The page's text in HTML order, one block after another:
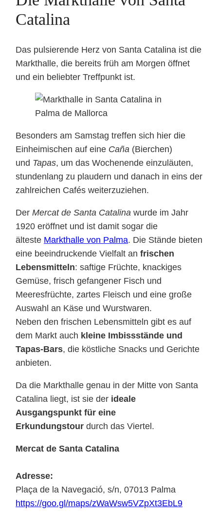
Catalina
Das pulsierende Herz von Santa Catalina ist die
Markthalle, die bereits früh am Morgen öffnet
und ein beliebter Treffpunkt ist.
Besonders am Samstag treffen sich hier die
Einheimischen auf eine Caña (Bierchen)
und Tapas, um das Wochenende einzuläuten,
stundenlang zu plaudern und danach in eins der
zahlreichen Cafés weiterzuziehen.
Der Mercat de Santa Catalina wurde im Jahr
1920 eröffnet und ist damit sogar die
älteste Markthalle von Palma. Die Stände bieten
eine beeindruckende Vielfalt an frischen
Lebensmitteln: saftige Früchte, knackiges
Gemüse, frisch gefangener Fisch und
Meeresfrüchte, zartes Fleisch und eine große
Auswahl an Käse und Wurstwaren.
Neben den frischen Lebensmitteln gibt es auf
dem Markt auch kleine Imbissstände und
Tapas-Bars, die köstliche Snacks und Gerichte
anbieten.
Da die Markthalle genau in der Mitte von Santa
Catalina liegt, ist sie der ideale
Ausgangspunkt für eine
Erkundungstour durch das Viertel.
Mercat de Santa Catalina
Adresse:
Plaça de la Navegació, s/n, 07013 Palma
https://goo.gl/maps/zWaWsw5VZpXt3EbL9